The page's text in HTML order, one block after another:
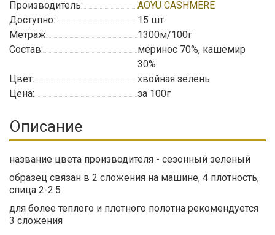
Производитель:
AOYU CASHMERE
Доступно:
15 шт.
Метраж:
1300м/100г
Состав:
меринос 70%, кашемир
30%
Цвет:
хвойная зелень
Цена:
за 100г
Описание
название цвета производителя - сезонный зеленый
образец связан в 2 сложения на машине, 4 плотность,
спица 2-2.5
для более теплого и плотного полотна рекомендуется
3 сложения